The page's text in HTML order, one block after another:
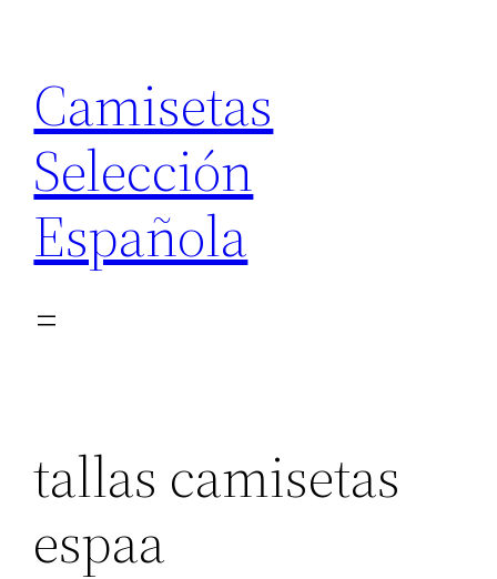
contenido
Camisetas
Selección
Española
tallas camisetas
espaa